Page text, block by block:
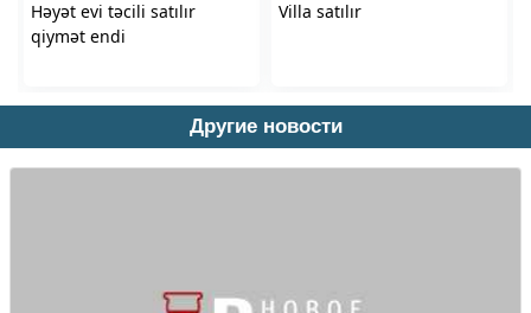
Другие новости